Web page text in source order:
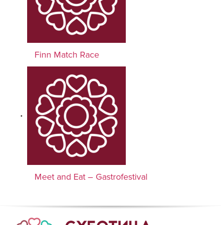
Finn Match Race
Meet and Eat – Gastrofestival